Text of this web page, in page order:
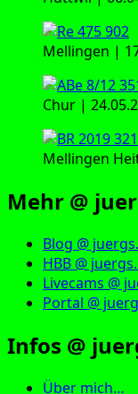
Mellingen |
Chur |
Mellingen
Mehr @
Blog @
HBB @
Livecams @
Portal @
Infos @
Über mich…